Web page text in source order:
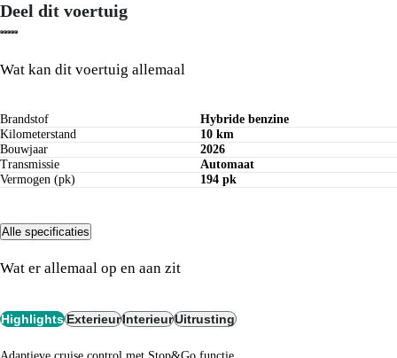
Deel dit voertuig
Wat kan dit voertuig allemaal
Brandstof
Hybride benzine
Kilometerstand
10 km
Bouwjaar
2026
Transmissie
Automaat
Vermogen (pk)
194 pk
Alle specificaties
Wat er allemaal op en aan zit
HighlightsExterieurInterieurUitrusting